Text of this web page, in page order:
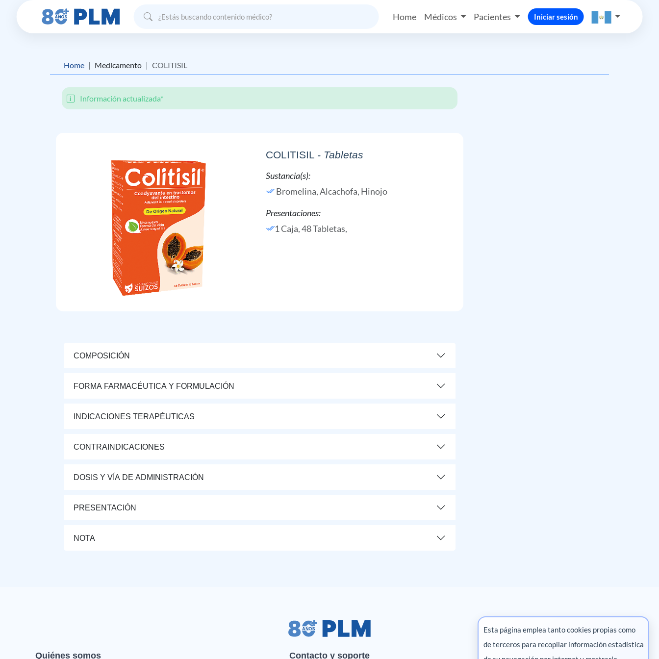
Home Médicos Pacientes Iniciar sesión
Home Medicamento COLITISIL
Información actualizada*
COLITISIL - Tabletas
Sustancia(s):
Bromelina,Alcachofa, Hinojo
Presentaciones:
1 Caja, 48 Tabletas,
COMPOSICIÓN
FORMA FARMACÉUTICA Y FORMULACIÓN
INDICACIONES TERAPÉUTICAS
CONTRAINDICACIONES
DOSIS Y VÍA DE ADMINISTRACIÓN
PRESENTACIÓN
NOTA
Quiénes somos Contacto y soporte Marketing digital
Esta página emplea tanto cookies propias como
de terceros para recopilar información estadística